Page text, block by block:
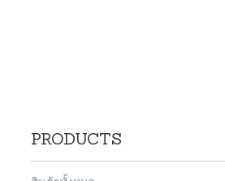
PRODUCTS